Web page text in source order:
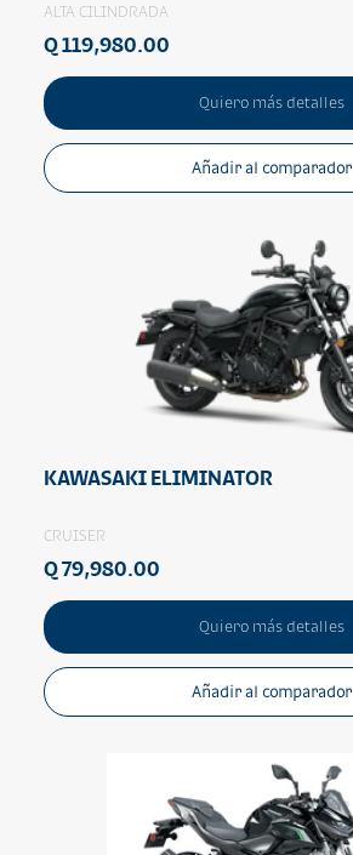
ALTA CILINDRADA
Q 119,980.00
Quiero más detalles
Añadir al comparador
KAWASAKI ELIMINATOR
CRUISER
Q 79,980.00
Quiero más detalles
Añadir al comparador